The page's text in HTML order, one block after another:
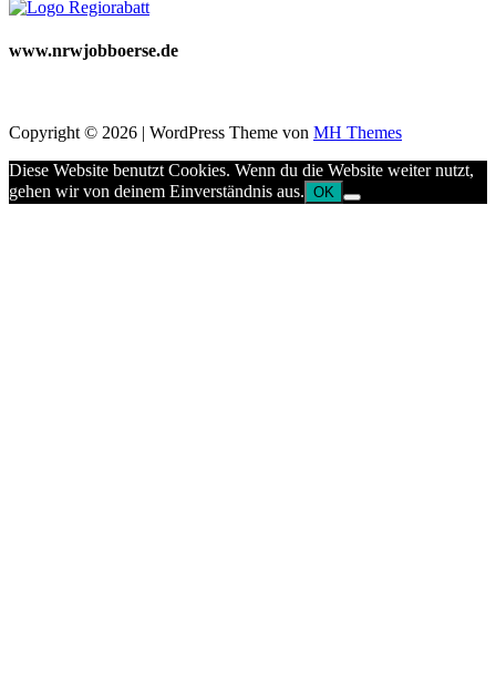
www.nrwjobboerse.de
Copyright © 2026 | WordPress Theme von MH Themes
Diese Website benutzt Cookies. Wenn du die Website weiter nutzt,
gehen wir von deinem Einverständnis aus. OK